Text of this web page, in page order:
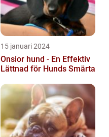
15 januari 2024
Onsior hund - En Effektiv
Lättnad för Hunds Smärta